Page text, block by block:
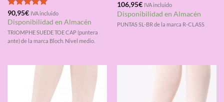
Valorado
con5.00
de 5
90,95€ IVA incluido
Disponibilidad en Almacén
TRIOMPHE SUEDE TOE CAP (puntera
ante) de la marca Bloch. Nivel medio.
Valorado
con4.33
de 5
106,95€ IVA incluido
Disponibilidad en Almacén
PUNTAS SL-BR de la marca R-CLASS